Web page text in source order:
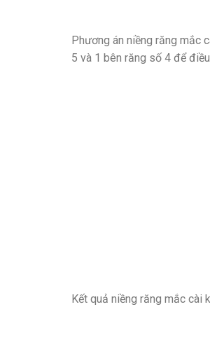
Phương án niềng răng mắc
5 và 1 bên răng số 4 để
Kết quả niềng răng mắc cài